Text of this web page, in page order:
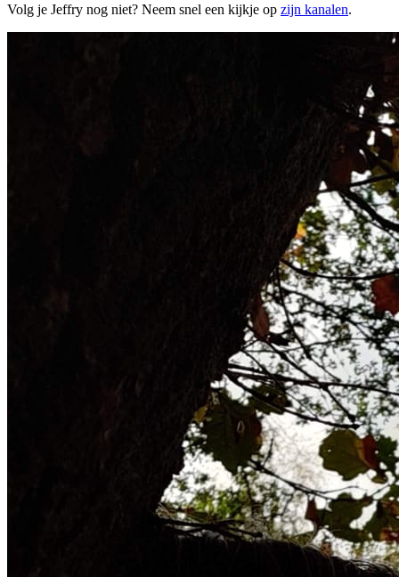
Volg je Jeffry nog niet? Neem snel een kijkje op zijn kanalen.